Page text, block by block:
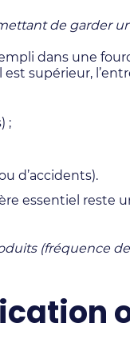
de garder
dans une
supérieur,
;
d’accidents).
essentiel reste
(fréquence